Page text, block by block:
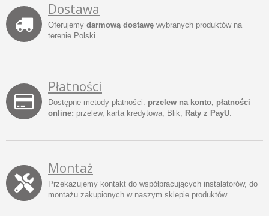
Dostawa
Oferujemy darmową dostawę wybranych produktów na
terenie Polski.
Płatności
Dostępne metody płatności: przelew na konto, płatności
online: przelew, karta kredytowa, Blik, Raty z PayU
Montaż
Przekazujemy kontakt do współpracujących instalatorów, do
montażu zakupionych w naszym sklepie produktów.